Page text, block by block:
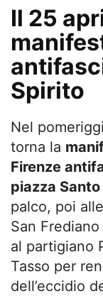
Il 25
Spirito
Nel
torna la
Firenze
piazza
palco, poi
San
al partigiano
Tasso per
dell’eccidio